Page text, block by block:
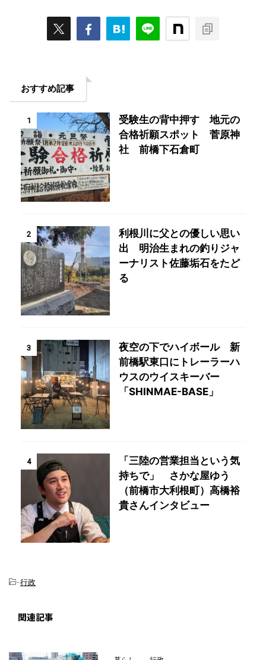
おすすめ記事
1
受験生の背中押す 地元の
合格祈願スポット 菅原神
社 前橋下石倉町
2
利根川に父との優しい思い
出 明治生まれの釣りジャ
ーナリスト佐藤垢石をたど
る
3
夜空の下でハイボール 新
前橋駅東口にトレーラーハ
ウスのウイスキーバー
「SHINMAE-BASE」
4
「三陸の営業担当という気
持ちで」 さかな屋ゆう
（前橋市大利根町）高橋裕
貴さんインタビュー
-行政
関連記事